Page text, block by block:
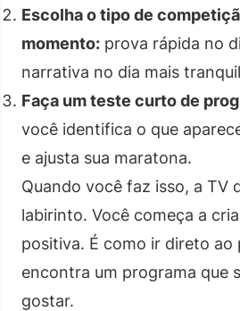
Escolha o tipo de
momento: prova rápida no
narrativa no dia mais
Faça um teste curto de
você identifica o que
e ajusta sua maratona.
Quando você faz isso, a TV
labirinto. Você começa a
positiva. É como ir direto ao
encontra um programa que
gostar.